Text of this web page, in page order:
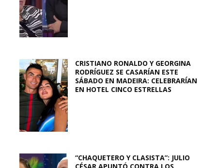
CRISTIANO RONALDO Y GEORGINA
RODRÍGUEZ SE CASARÍAN ESTE
SÁBADO EN MADEIRA: CELEBRARÍAN
EN HOTEL CINCO ESTRELLAS
“CHAQUETERO Y CLASISTA”: JULIO